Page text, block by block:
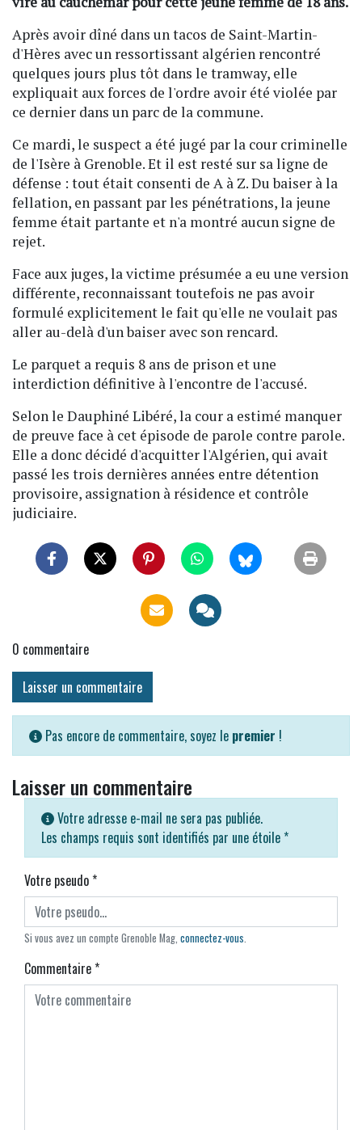
Après avoir dîné dans un tacos de Saint-Martin-
d'Hères avec un ressortissant algérien rencontré
quelques jours plus tôt dans le tramway, elle
expliquait aux forces de l'ordre avoir été violée par
ce dernier dans un parc de la commune.
Ce mardi, le suspect a été jugé par la cour criminelle
de l'Isère à Grenoble. Et il est resté sur sa ligne de
défense : tout était consenti de A à Z. Du baiser à la
fellation, en passant par les pénétrations, la jeune
femme était partante et n'a montré aucun signe de
rejet.
Face aux juges, la victime présumée a eu une version
différente, reconnaissant toutefois ne pas avoir
formulé explicitement le fait qu'elle ne voulait pas
aller au-delà d'un baiser avec son rencard.
Le parquet a requis 8 ans de prison et une
interdiction définitive à l'encontre de l'accusé.
Selon le Dauphiné Libéré, la cour a estimé manquer
de preuve face à cet épisode de parole contre parole.
Elle a donc décidé d'acquitter l'Algérien, qui avait
passé les trois dernières années entre détention
provisoire, assignation à résidence et contrôle
judiciaire.
0 commentaire
Laisser un commentaire
Pas encore de commentaire, soyez le premier !
Laisser un commentaire
Votre adresse e-mail ne sera pas publiée.
Les champs requis sont identifiés par une étoile *
Votre pseudo*
Si vous avez un compte Grenoble Mag, connectez-vous.
Commentaire*